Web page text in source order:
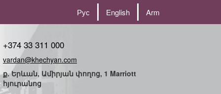
Рус English Arm
+374 33 311 000
vardan@khechyan.com
ք. Երևան, Ամիրյան փողոց, 1 Marriott
հյուրանոց